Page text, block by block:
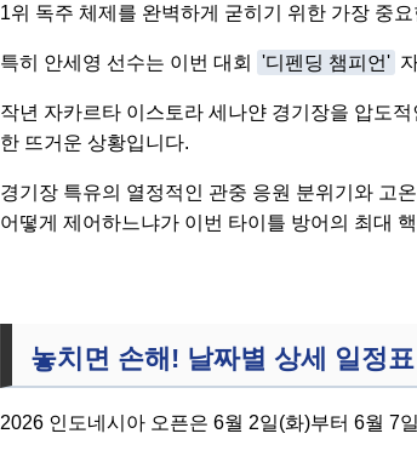
1위 독주 체제를 완벽하게 굳히기 위한 가장 중
특히 안세영 선수는 이번 대회 '디펜딩 챔피언'
작년 자카르타 이스토라 세나얀 경기장을 압도
한 뜨거운 상황입니다.
경기장 특유의 열정적인 관중 응원 분위기와 고
어떻게 제어하느냐가 이번 타이틀 방어의 최대
놓치면 손해! 날짜별 상세 일정표
2026 인도네시아 오픈은 6월 2일(화)부터 6월 7